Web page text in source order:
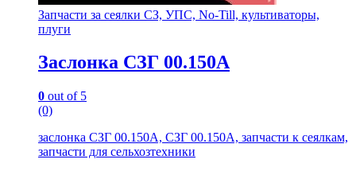
Запчасти за сеялки СЗ, УПС, No-Till, культиваторы,
плуги
Заслонка СЗГ 00.150А
0 out of 5
(0)
заслонка СЗГ 00.150А, СЗГ 00.150А, запчасти к сеялкам,
запчасти для сельхозтехники